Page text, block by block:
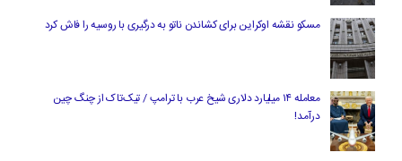
مسکو نقشه اوکراین برای کشاندن ناتو به درگیری با روسیه را فاش کرد
معامله ۱۴ میلیارد دلاری شیخ عرب با ترامپ / تیک‌تاک از چنگ چین
درآمد!